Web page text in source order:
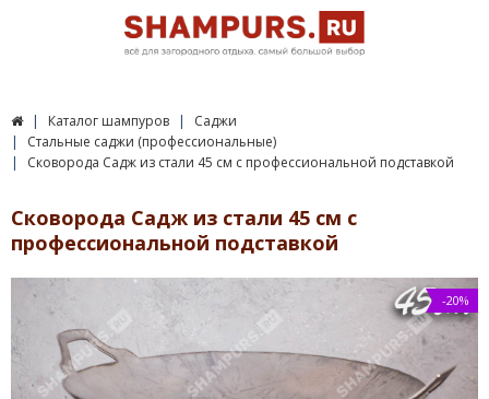
Каталог шампуров
Саджи
Стальные саджи (профессиональные)
Сковорода Садж из стали 45 см с профессиональной подставкой
Сковорода Садж из стали 45 см с
профессиональной подставкой
-20%